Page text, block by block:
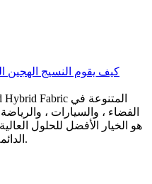
كيف يقوم النسيج الهجين
الفضاء ، والسيارات ،
الدائمة ، والمستدامة في الهندسة الحديثة.